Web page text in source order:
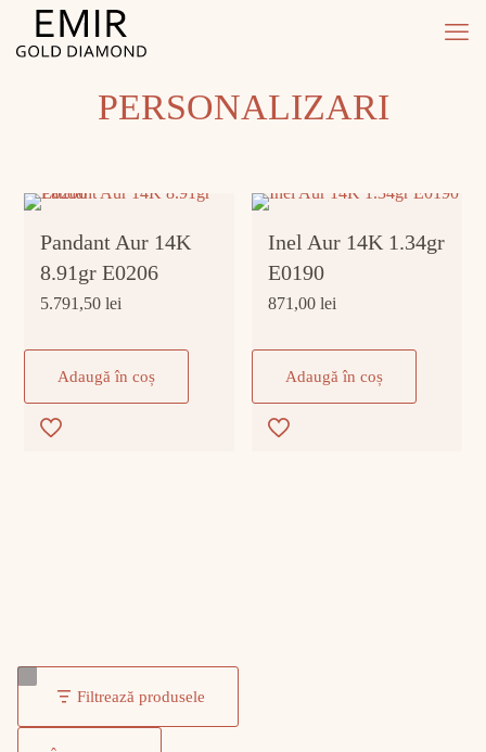
PERSONALIZARI
Pandant Aur 14K
8.91gr E0206
5.791,50lei
Adaugă în coș
Inel Aur 14K 1.34gr
E0190
871,00lei
Adaugă în coș
Filtrează produsele